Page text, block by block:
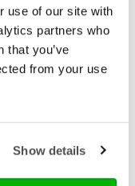
use of our site with
partners who
that you’ve
from your use
Show details